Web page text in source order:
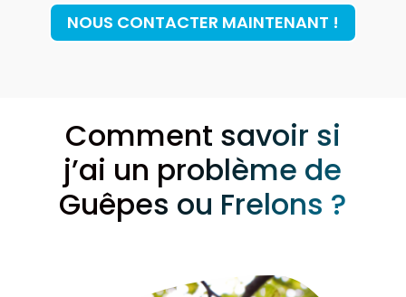
NOUS CONTACTER MAINTENANT !
Comment savoir si
j’ai un problème de
Guêpes ou Frelons ?